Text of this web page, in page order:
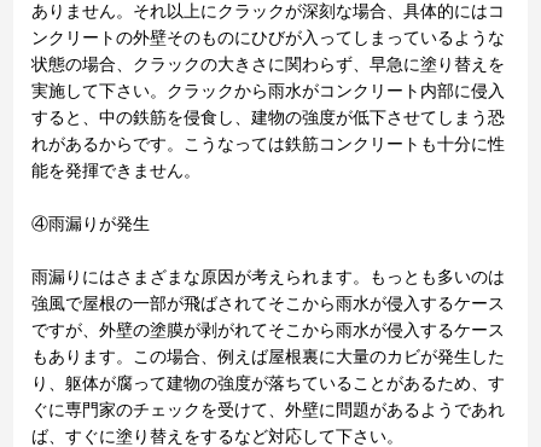
ありません。それ以上にクラックが深刻な場合、具体的にはコ
ンクリートの外壁そのものにひびが入ってしまっているような
状態の場合、クラックの大きさに関わらず、早急に塗り替えを
実施して下さい。クラックから雨水がコンクリート内部に侵入
すると、中の鉄筋を侵食し、建物の強度が低下させてしまう恐
れがあるからです。こうなっては鉄筋コンクリートも十分に性
能を発揮できません。
④雨漏りが発生
雨漏りにはさまざまな原因が考えられます。もっとも多いのは
強風で屋根の一部が飛ばされてそこから雨水が侵入するケース
ですが、外壁の塗膜が剥がれてそこから雨水が侵入するケース
もあります。この場合、例えば屋根裏に大量のカビが発生した
り、躯体が腐って建物の強度が落ちていることがあるため、す
ぐに専門家のチェックを受けて、外壁に問題があるようであれ
ば、すぐに塗り替えをするなど対応して下さい。